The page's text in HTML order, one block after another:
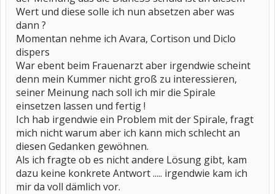
Wert und diese solle ich nun absetzen aber was
dann ?
Momentan nehme ich Avara, Cortison und Diclo
dispers
War ebent beim Frauenarzt aber irgendwie scheint
denn mein Kummer nicht groß zu interessieren,
seiner Meinung nach soll ich mir die Spirale
einsetzen lassen und fertig !
Ich hab irgendwie ein Problem mit der Spirale, fragt
mich nicht warum aber ich kann mich schlecht an
diesen Gedanken gewöhnen.
Als ich fragte ob es nicht andere Lösung gibt, kam
dazu keine konkrete Antwort ..... irgendwie kam ich
mir da voll dämlich vor.